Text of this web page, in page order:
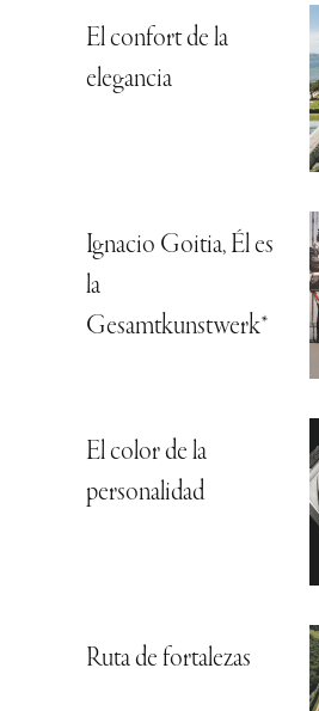
El confort de la
elegancia
Ignacio Goitia, Él es
la
Gesamtkunstwerk*
El color de la
personalidad
Ruta de fortalezas